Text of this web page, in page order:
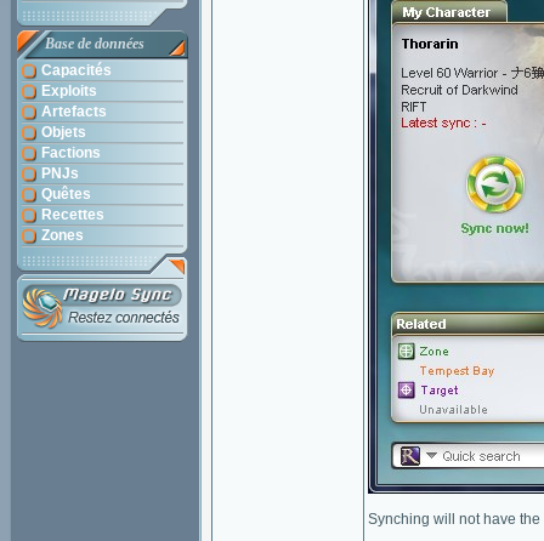
Base de données
Capacités
Exploits
Artefacts
Objets
Factions
PNJs
Quêtes
Recettes
Zones
Synching will not have